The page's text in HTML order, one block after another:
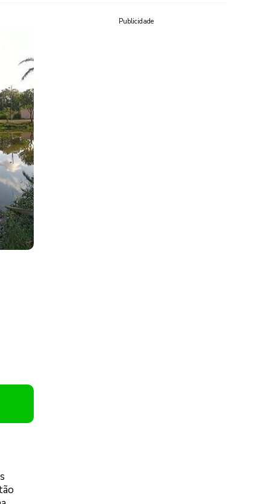
Publicidade